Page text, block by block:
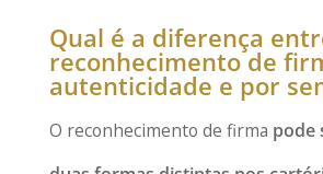
Qual é a diferença
reconhecimento de
autenticidade e por
O reconhecimento de firma pode